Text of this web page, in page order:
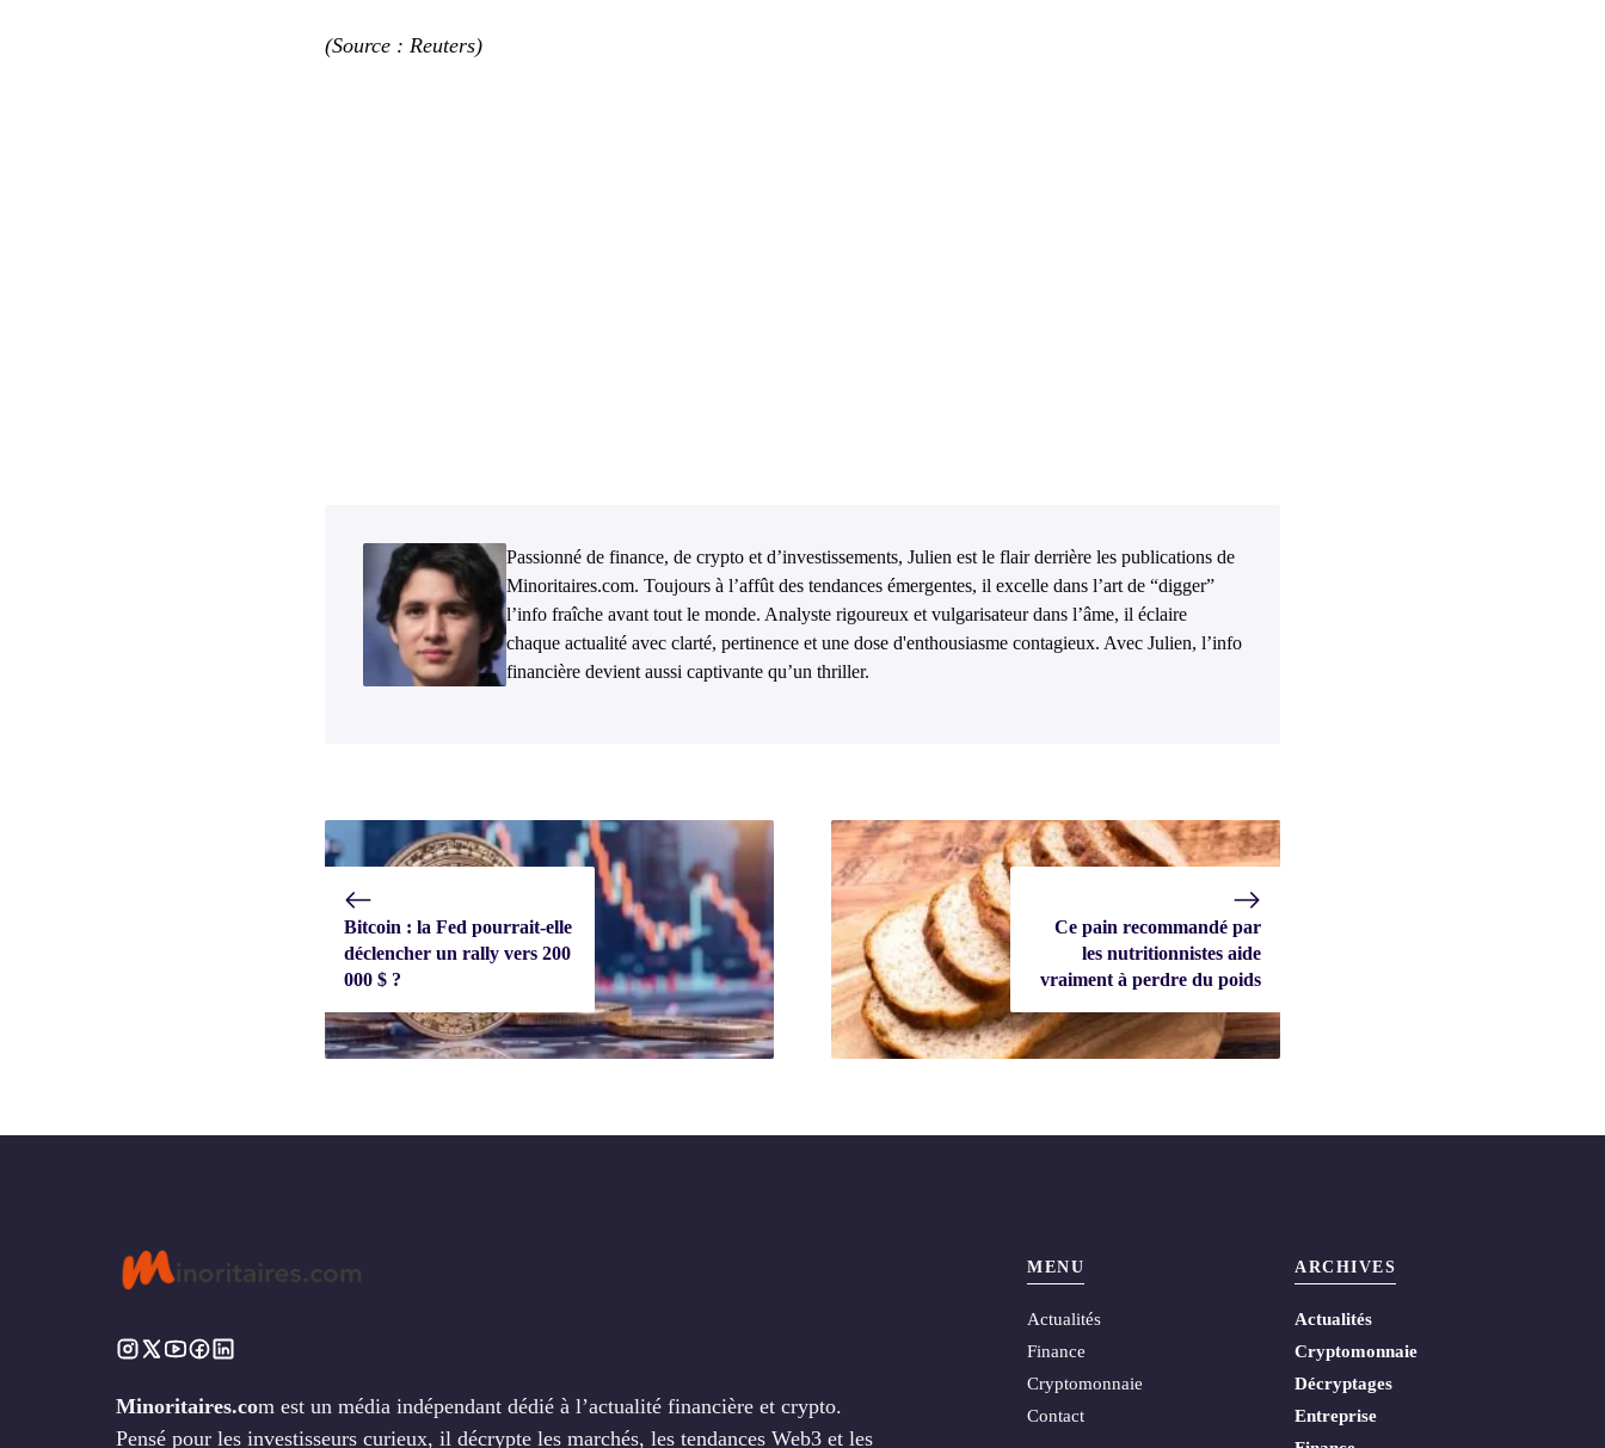
(Source : Reuters)
Passionné de finance, de crypto et d’investissements, Julien est le flair derrière les publications de
Minoritaires.com. Toujours à l’affût des tendances émergentes, il excelle dans l’art de “digger”
l’info fraîche avant tout le monde. Analyste rigoureux et vulgarisateur dans l’âme, il éclaire
chaque actualité avec clarté, pertinence et une dose d'enthousiasme contagieux. Avec Julien, l’info
financière devient aussi captivante qu’un thriller.
Bitcoin : la Fed pourrait-elle
déclencher un rally vers 200
000 $ ?
Ce pain recommandé par
les nutritionnistes aide
vraiment à perdre du poids
Minoritaires.com est un média indépendant dédié à l’actualité financière et crypto.
Pensé pour les investisseurs curieux, il décrypte les marchés, les tendances Web3 et les
MENU
Actualités
Finance
Cryptomonnaie
Contact
ARCHIVES
Actualités
Cryptomonnaie
Décryptages
Entreprise